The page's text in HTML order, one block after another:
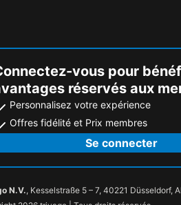
vous pour
réservés aux
Personnalisez votre expérience
Offres fidélité et Prix membres
Se connecter
N.V., Kesselstraße 5 – 7, 40221 Düsseldorf,